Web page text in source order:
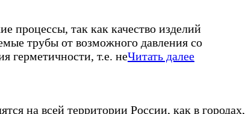
процессы, так как качество изделий
трубы от возможного давления со
герметичности, т.е. неЧитать далее
на всей территории России, как в городах,